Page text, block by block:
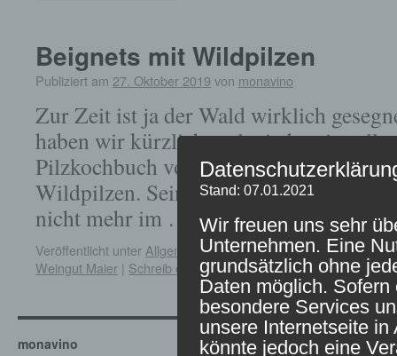
Beignets mit Wildpilzen
Publiziert am 27. Oktober 2019 von monavino
Zur Zeit ist ja der Wald wirklich
haben wir kürzlich mal wieder ein
Pilzkochbuch von Antonio Carluccio
Wildpilzen. Sein Buch „Pilze für
nicht mehr im …
Weiterlesen→
Veröffentlicht unter Allgemein|Verschlagwortet mit Nicolas
Weingut Maier | Schreib einen Kommentar
monavino
Stand: 07.01.2021
Wir freuen uns sehr
Unternehmen. Eine
grundsätzlich ohne
Daten möglich.
besondere Services
unsere Internetseite
könnte jedoch eine